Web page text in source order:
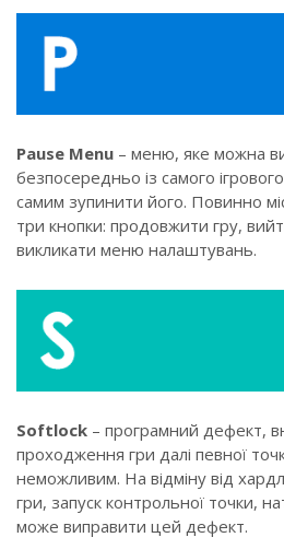
Pause Menu – меню, яке можна
безпосередньо із самого
самим зупинити його. Повинно
три кнопки: продовжити гру,
викликати меню налаштувань.
Softlock – програмний дефект,
проходження гри далі певної
неможливим. На відміну від
гри, запуск контрольної точки,
може виправити цей дефект.